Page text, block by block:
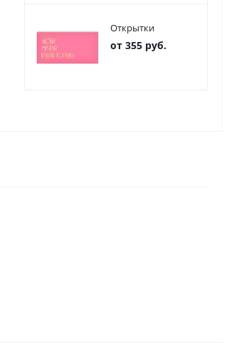
Открытки
от 355 руб.